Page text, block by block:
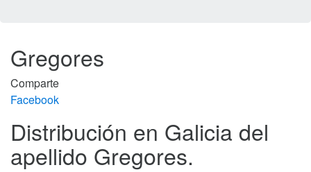
Gregores
Comparte
Facebook
Distribución en Galicia del
apellido Gregores.